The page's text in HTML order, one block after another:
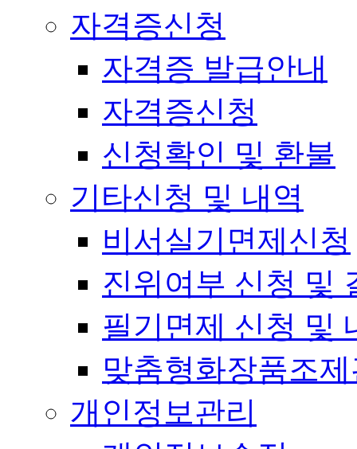
자격증신청
자격증 발급안내
자격증신청
신청확인 및 환불
기타신청 및 내역
비서실기면제신청
진위여부 신청 및
필기면제 신청 및
맞춤형화장품조
개인정보관리